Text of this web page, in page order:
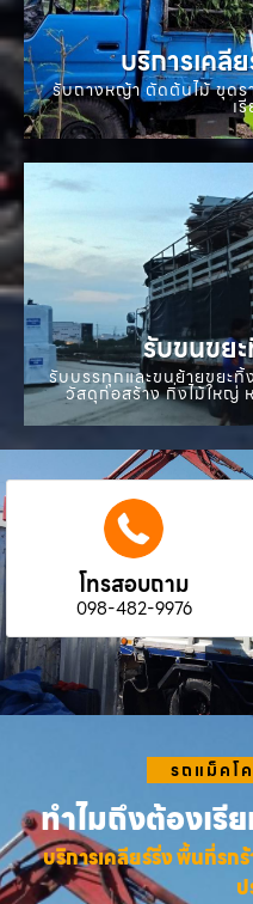
บริการเคลี
รับถางหญ้า ตัดต้นไม้ ขุดร
เ
รับขนขย
รับบรรทุกและขนย้ายขยะทิ้
วัสดุก่อสร้าง กิ่งไม้ใหญ่
โทรสอบถาม
098-482-9976
รถแม็คโ
ทำไมถึงต้องเรี
บริการเคลียร์ริ่ง พื้นที่รก
ป